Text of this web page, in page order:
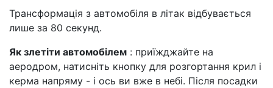
Трансформація з автомобіля в літак відбувається
лише за 80 секунд.
Як злетіти автомобілем : приїжджайте на
аеродром, натисніть кнопку для розгортання крил і
керма напряму - і ось ви вже в небі. Після посадки